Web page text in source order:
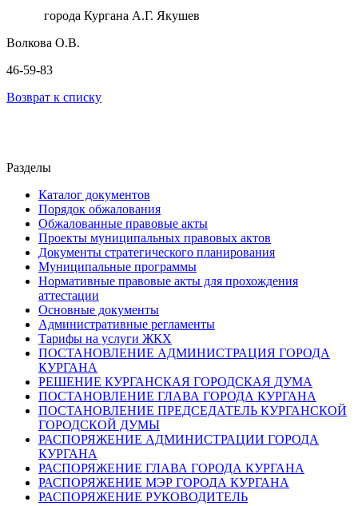
города Кургана А.Г. Якушев
Волкова О.В.
46-59-83
Возврат к списку
Разделы
Каталог документов
Порядок обжалования
Обжалованные правовые акты
Проекты муниципальных правовых актов
Документы стратегического планирования
Муниципальные программы
Нормативные правовые акты для прохождения
аттестации
Основные документы
Административные регламенты
Тарифы на услуги ЖКХ
ПОСТАНОВЛЕНИЕ АДМИНИСТРАЦИЯ ГОРОДА
КУРГАНА
РЕШЕНИЕ КУРГАНСКАЯ ГОРОДСКАЯ ДУМА
ПОСТАНОВЛЕНИЕ ГЛАВА ГОРОДА КУРГАНА
ПОСТАНОВЛЕНИЕ ПРЕДСЕДАТЕЛЬ КУРГАНСКОЙ
ГОРОДСКОЙ ДУМЫ
РАСПОРЯЖЕНИЕ АДМИНИСТРАЦИИ ГОРОДА
КУРГАНА
РАСПОРЯЖЕНИЕ ГЛАВА ГОРОДА КУРГАНА
РАСПОРЯЖЕНИЕ МЭР ГОРОДА КУРГАНА
РАСПОРЯЖЕНИЕ РУКОВОДИТЕЛЬ